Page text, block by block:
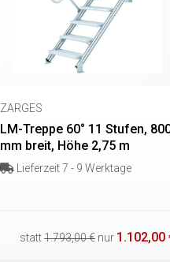
ZARGES
LM-Treppe 60° 11 Stufen,
mm breit, Höhe 2,75 m
Lieferzeit 7 - 9 Werktage
statt1.793,00 € nur 1.102,00